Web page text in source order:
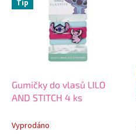
Tip
Gumičky do vlasů LILO
AND STITCH 4 ks
Vyprodáno